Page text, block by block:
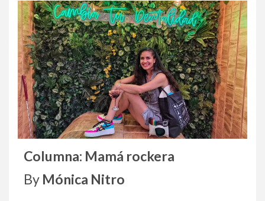
Columna: Mamá rockera
By Mónica Nitro